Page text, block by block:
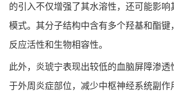
的引入不仅增强了其水溶性，还可能影
模式。其分子结构中含有多个羟基和酯键
反应活性和生物相容性。
此外，炎琥宁表现出较低的血脑屏障渗透
于外周炎症部位，减少中枢神经系统副